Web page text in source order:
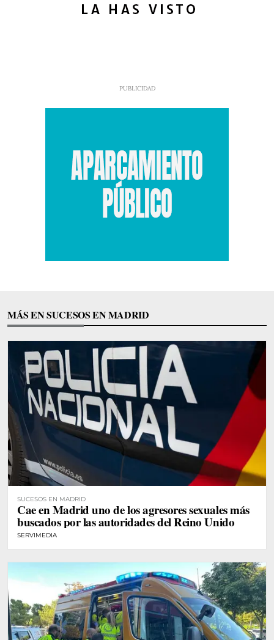
MÁS EN SUCESOS EN MADRID
SUCESOS EN MADRID
Cae en Madrid uno de los agresores sexuales más
buscados por las autoridades del Reino Unido
SERVIMEDIA